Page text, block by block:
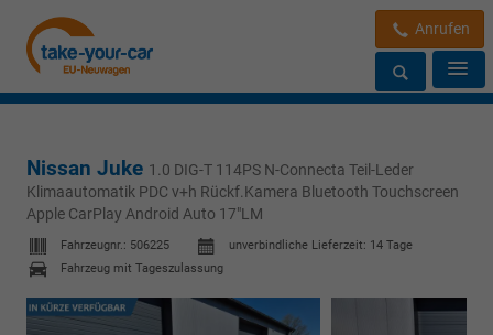
Anrufen
Nissan Juke 1.0 DIG-T 114PS N-Connecta Teil-Leder
Klimaautomatik PDC v+h Rückf.Kamera Bluetooth Touchscreen
Apple CarPlay Android Auto 17"LM
Fahrzeugnr.: 506225 unverbindliche Lieferzeit: 14 Tage
Fahrzeug mit Tageszulassung